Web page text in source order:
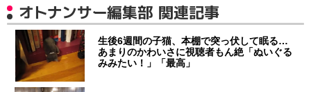
オトナンサー編集部 関連記事
生後6週間の子猫、本棚で突っ伏して眠る…
あまりのかわいさに視聴者もん絶「ぬいぐる
みみたい！」「最高」